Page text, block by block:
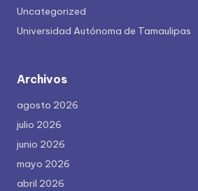
Uncategorized
Universidad Autónoma de Tamaulipas
Archivos
agosto 2026
julio 2026
junio 2026
mayo 2026
abril 2026